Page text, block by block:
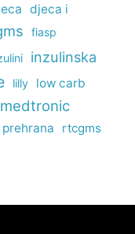
djeca i
fiasp
inzulinska
lilly low carb
medtronic
prehrana rtcgms